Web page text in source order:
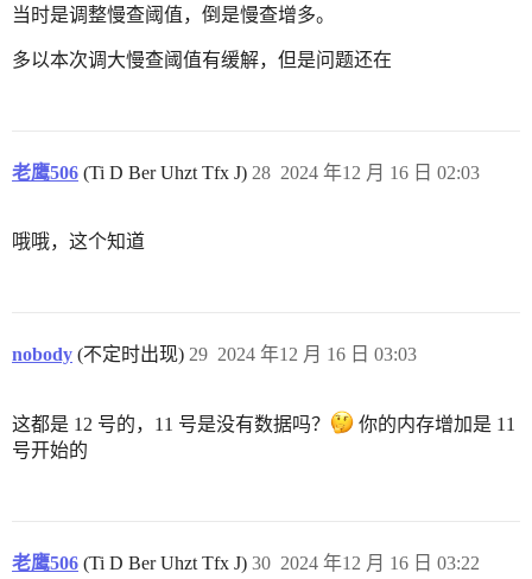
当时是调整慢查阈值，倒是慢查增多。
多以本次调大慢查阈值有缓解，但是问题还在
老鹰506 (Ti D Ber Uhzt Tfx J) 2024 年12 月 16 日 02:03
28
哦哦，这个知道
nobody (不定时出现) 2024 年12 月 16 日 03:03
29
这都是 12 号的，11 号是没有数据吗？
你的内存增加是 11
号开始的
老鹰506 (Ti D Ber Uhzt Tfx J) 2024 年12 月 16 日 03:22
30